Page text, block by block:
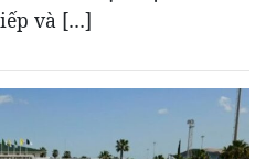
và […]